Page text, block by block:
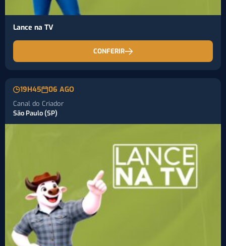
Lance na TV
CONFERIR
19H45 06 AGO
Canal do Criador
São Paulo (SP)